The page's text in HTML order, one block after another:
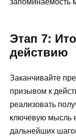
Этап 7:
действию
Заканчивайте
призывом к
реализовать
ключевую мысль
дальнейших